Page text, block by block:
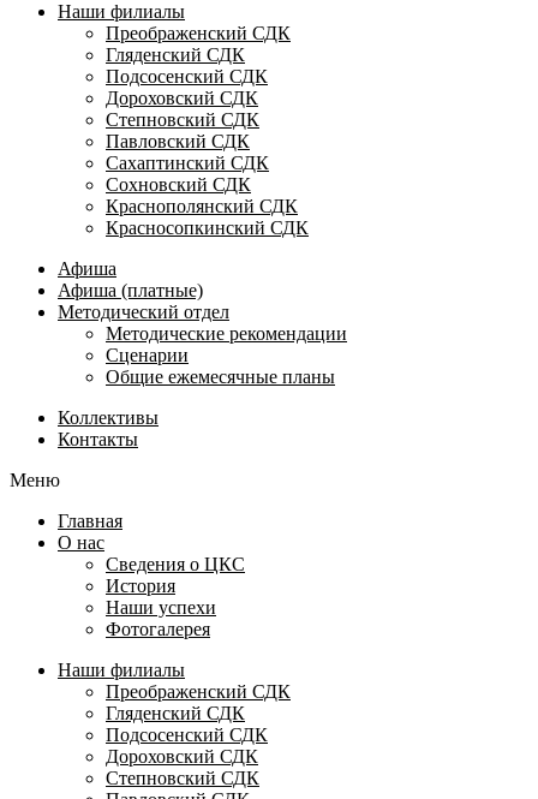
Наши филиалы
Преображенский СДК
Гляденский СДК
Подсосенский СДК
Дороховский СДК
Степновский СДК
Павловский СДК
Сахаптинский СДК
Сохновский СДК
Краснополянский СДК
Красносопкинский СДК
Афиша
Афиша (платные)
Методический отдел
Методические рекомендации
Сценарии
Общие ежемесячные планы
Коллективы
Контакты
Меню
Главная
О нас
Сведения о ЦКС
История
Наши успехи
Фотогалерея
Наши филиалы
Преображенский СДК
Гляденский СДК
Подсосенский СДК
Дороховский СДК
Степновский СДК